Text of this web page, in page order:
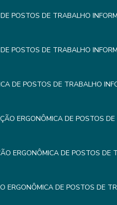
POSTOS DE TRABALHO
POSTOS DE TRABALHO
DE POSTOS DE TRABALHO
ERGONÔMICA DE POSTOS
ERGONÔMICA DE POSTOS
ERGONÔMICA DE POSTOS DE